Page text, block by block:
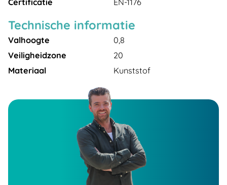
Certificatie
EN-1176
Technische informatie
Valhoogte
0,8
Veiligheidzone
20
Materiaal
Kunststof